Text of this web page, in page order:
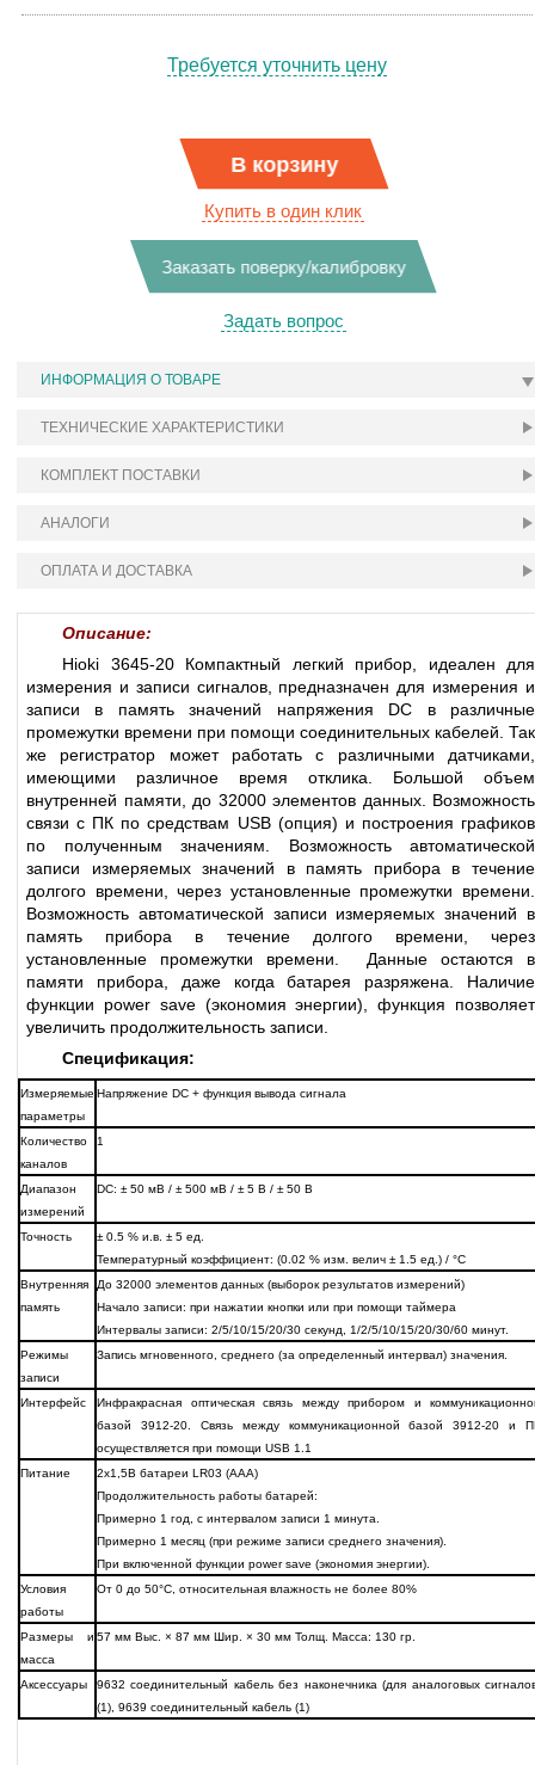
Требуется уточнить цену
В корзину
Купить в один клик
Заказать поверку/калибровку
Задать вопрос
ИНФОРМАЦИЯ О ТОВАРЕ
ТЕХНИЧЕСКИЕ ХАРАКТЕРИСТИКИ
КОМПЛЕКТ ПОСТАВКИ
АНАЛОГИ
ОПЛАТА И ДОСТАВКА
Описание:
Hioki 3645-20 Компактный легкий прибор, идеален для
измерения и записи сигналов, предназначен для измерения и
записи в память значений напряжения DC в различные
промежутки времени при помощи соединительных кабелей. Так
же регистратор может работать с различными датчиками,
имеющими различное время отклика. Большой объем
внутренней памяти, до 32000 элементов данных. Возможность
связи с ПК по средствам USB (опция) и построения графиков
по полученным значениям. Возможность автоматической
записи измеряемых значений в память прибора в течение
долгого времени, через установленные промежутки времени.
Возможность автоматической записи измеряемых значений в
память прибора в течение долгого времени, через
установленные промежутки времени. Данные остаются в
памяти прибора, даже когда батарея разряжена. Наличие
функции power save (экономия энергии), функция позволяет
увеличить продолжительность записи.
Спецификация:
Измеряемые
параметры
Напряжение DC + функция вывода сигнала
Количество
каналов
1
Диапазон
измерений
DC: ± 50 мВ / ± 500 мВ / ± 5 В / ± 50 В
Точность
± 0.5 % и.в. ± 5 ед.
Температурный коэффициент: (0.02 % изм. велич ± 1.5 ед.) / °C
Внутренняя
память
До 32000 элементов данных (выборок результатов измерений)
Начало записи: при нажатии кнопки или при помощи таймера
Интервалы записи: 2/5/10/15/20/30 секунд, 1/2/5/10/15/20/30/60 минут.
Режимы
записи
Запись мгновенного, среднего (за определенный интервал) значения.
Интерфейс
Инфракрасная оптическая связь между прибором и
базой 3912-20. Связь между коммуникационной базой 3912-20 и
осуществляется при помощи USB 1.1
Питание
2х1,5В батареи LR03 (AAА)
Продолжительность работы батарей:
Примерно 1 год, с интервалом записи 1 минута.
Примерно 1 месяц (при режиме записи среднего значения).
При включенной функции power save (экономия энергии).
Условия
работы
От 0 до 50°С, относительная влажность не более 80%
Размеры и
масса
57 мм Выс. × 87 мм Шир. × 30 мм Толщ. Масса: 130 гр.
Аксессуары
9632 соединительный кабель без наконечника (для аналоговых
(1), 9639 соединительный кабель (1)